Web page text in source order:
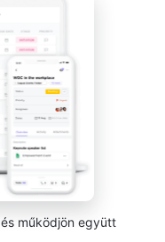
működjön együtt